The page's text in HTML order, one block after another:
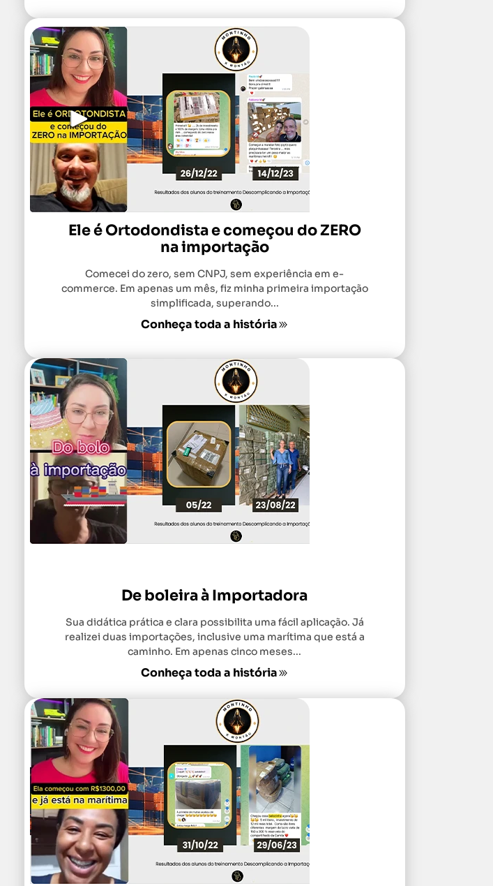
Ele é Ortodondista e começou do ZERO
na importação
Comecei do zero, sem CNPJ, sem experiência em e-
commerce. Em apenas um mês, fiz minha primeira importação
simplificada, superando...
Conheça toda a história
De boleira à Importadora
Sua didática prática e clara possibilita uma fácil aplicação. Já
realizei duas importações, inclusive uma marítima que está a
caminho. Em apenas cinco meses...
Conheça toda a história